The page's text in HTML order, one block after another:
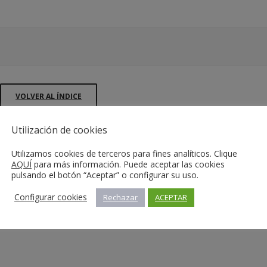
VOLVER AL ÍNDICE
Utilización de cookies
Utilizamos cookies de terceros para fines analíticos. Clique
AQUÍ para más información. Puede aceptar las cookies
pulsando el botón “Aceptar” o configurar su uso.
Configurar cookies
Rechazar ACEPTAR